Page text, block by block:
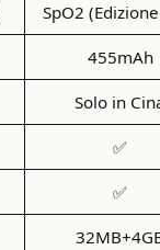
SpO2
455mAh
Solo in
✅
✅